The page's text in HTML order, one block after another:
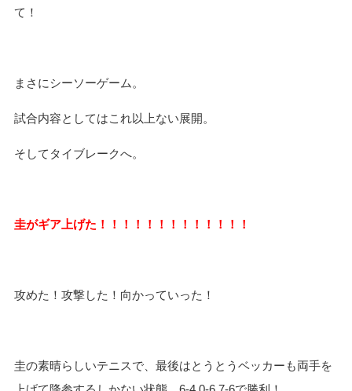
て！
まさにシーソーゲーム。
試合内容としてはこれ以上ない展開。
そしてタイブレークへ。
圭がギア上げた！！！！！！！！！！！！！
攻めた！攻撃した！向かっていった！
圭の素晴らしいテニスで、最後はとうとうベッカーも両手を